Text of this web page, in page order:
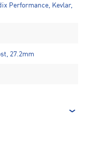
Performance, Kevlar,
27.2mm